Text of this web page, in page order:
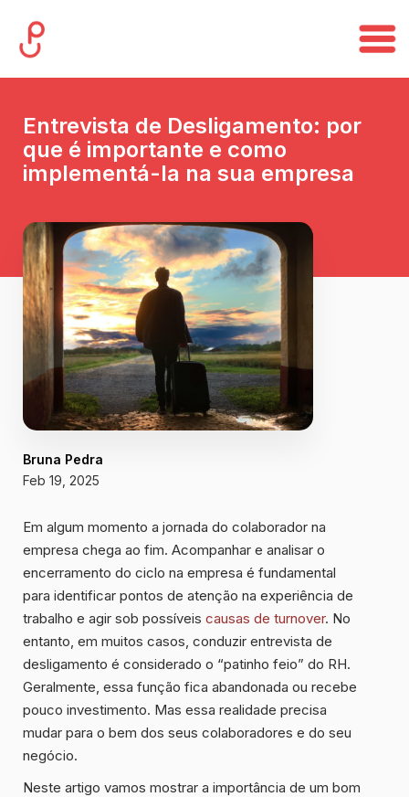
Entrevista de Desligamento: por
que é importante e como
implementá-la na sua empresa
Bruna Pedra
Feb 19, 2025
Em algum momento a jornada do colaborador na
empresa chega ao fim. Acompanhar e analisar o
encerramento do ciclo na empresa é fundamental
para identificar pontos de atenção na experiência de
trabalho e agir sob possíveis causas de turnover. No
entanto, em muitos casos, conduzir entrevista de
desligamento é considerado o “patinho feio” do RH.
Geralmente, essa função fica abandonada ou recebe
pouco investimento. Mas essa realidade precisa
mudar para o bem dos seus colaboradores e do seu
negócio.
Neste artigo vamos mostrar a importância de um bom